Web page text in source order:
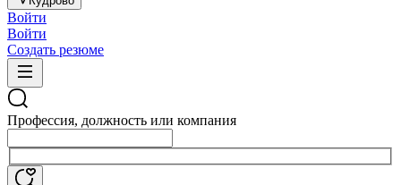
Войти
Войти
Создать резюме
Профессия, должность или компания